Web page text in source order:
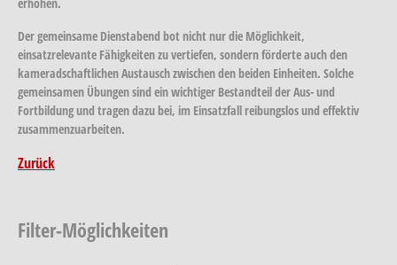
Der gemeinsame Dienstabend bot nicht nur die Möglichkeit,
einsatzrelevante Fähigkeiten zu vertiefen, sondern förderte auch den
kameradschaftlichen Austausch zwischen den beiden Einheiten. Solche
gemeinsamen Übungen sind ein wichtiger Bestandteil der Aus- und
Fortbildung und tragen dazu bei, im Einsatzfall reibungslos und effektiv
zusammenzuarbeiten.
Zurück
Filter-Möglichkeiten